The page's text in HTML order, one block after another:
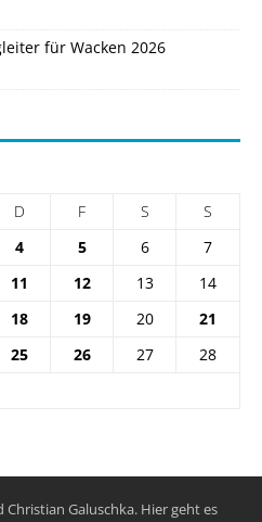
für Wacken 2026
D F S
S
4 5 6
7
11 12 13
14
18 19 20
21
25 26 27
28
Christian Galuschka. Hier geht es